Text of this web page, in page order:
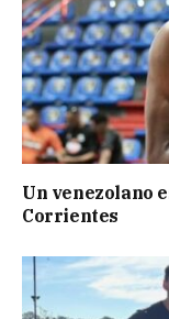
Un venezolano
Corrientes